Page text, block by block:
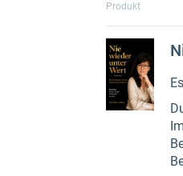
Produkt